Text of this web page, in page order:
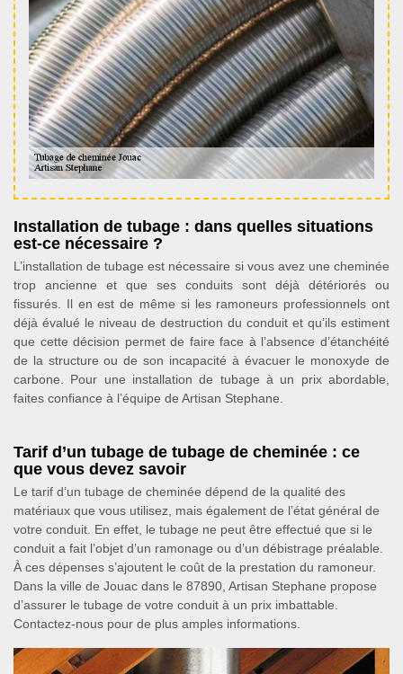
Installation de tubage : dans quelles situations
est-ce nécessaire ?
L’installation de tubage est nécessaire si vous avez une cheminée
trop ancienne et que ses conduits sont déjà détériorés ou
fissurés. Il en est de même si les ramoneurs professionnels ont
déjà évalué le niveau de destruction du conduit et qu’ils estiment
que cette décision permet de faire face à l’absence d’étanchéité
de la structure ou de son incapacité à évacuer le monoxyde de
carbone. Pour une installation de tubage à un prix abordable,
faites confiance à l’équipe de Artisan Stephane.
Tarif d’un tubage de tubage de cheminée : ce
que vous devez savoir
Le tarif d’un tubage de cheminée dépend de la qualité des
matériaux que vous utilisez, mais également de l’état général de
votre conduit. En effet, le tubage ne peut être effectué que si le
conduit a fait l’objet d’un ramonage ou d’un débistrage préalable.
À ces dépenses s’ajoutent le coût de la prestation du ramoneur.
Dans la ville de Jouac dans le 87890, Artisan Stephane propose
d’assurer le tubage de votre conduit à un prix imbattable.
Contactez-nous pour de plus amples informations.